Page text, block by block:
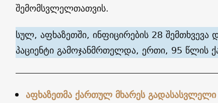
შემომსვლელთათვის.
სულ, აფხაზეთში, ინფიცირების 28 შემთხვევა
პაციენტი გამოჯანმრთელდა, ერთი, 95 წლის
აფხაზეთმა ქართულ მხარეს გადასასვლელი